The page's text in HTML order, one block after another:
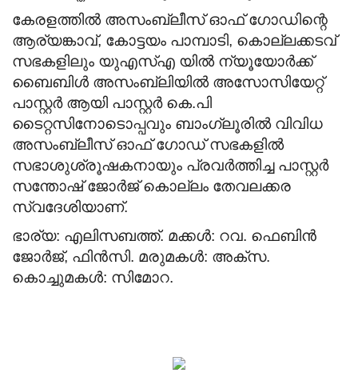
കേരളത്തിൽ അസംബ്ലീസ് ഓഫ് ഗോഡിന്റെ
ആര്യങ്കാവ്, കോട്ടയം പാമ്പാടി, കൊല്ലക്കടവ്
സഭകളിലും യുഎസ്എ യിൽ ന്യൂയോർക്ക്
ബൈബിൾ അസംബ്ലിയിൽ അസോസിയേറ്റ്
പാസ്റ്റർ ആയി പാസ്റ്റർ കെ.പി
ടൈറ്റസിനോടൊപ്പവും ബാംഗ്ലൂരിൽ വിവിധ
അസംബ്ലീസ് ഓഫ് ഗോഡ് സഭകളിൽ
സഭാശുശ്രൂഷകനായും പ്രവർത്തിച്ച പാസ്റ്റർ
സന്തോഷ് ജോർജ് കൊല്ലം തേവലക്കര
സ്വദേശിയാണ്.
ഭാര്യ: എലിസബത്ത്. മക്കൾ: റവ. ഫെബിൻ
ജോർജ്, ഫിൻസി. മരുമകൾ: അക്സ.
കൊച്ചുമകൾ: സിമോറ.